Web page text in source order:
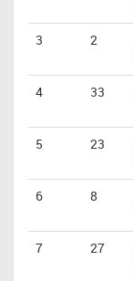
3 2
4 33
5 23
6 8
7 27